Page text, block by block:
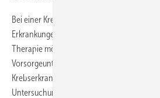
Bei einer
Erkrankungen so frühzeitig erkannt werden,
Therapie möglich ist. Die
Vorsorgeuntersuchung hingegen setzt weit
Krebserkrankung an. Die
Untersuchungsangebot muss daher bereits